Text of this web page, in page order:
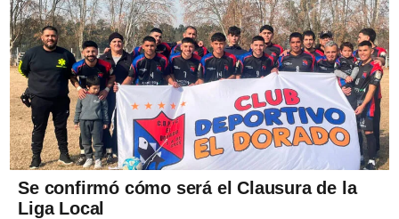
Se confirmó cómo será el Clausura de la
Liga Local